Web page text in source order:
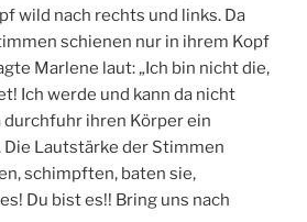
wild nach rechts und links. Da
schienen nur in ihrem Kopf
Marlene laut: „Ich bin nicht die,
Ich werde und kann da nicht
durchfuhr ihren Körper ein
Die Lautstärke der Stimmen
schimpften, baten sie,
Du bist es!! Bring uns nach